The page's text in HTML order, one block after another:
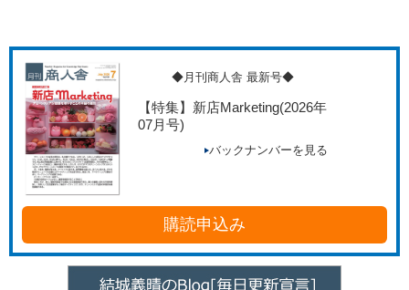
◆月刊商人舎 最新号◆
【特集】新店Marketing(2026年
07月号)
バックナンバーを見る
購読申込み